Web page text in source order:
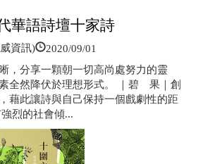
語詩壇十家詩
資訊) 2020/09/01
，分享一顆朝一切高尚處努力的靈
全然降伏於理想形式。 ｜碧 果｜創
藉此讓詩與自己保持一個戲劇性的距
烈的社會傾...